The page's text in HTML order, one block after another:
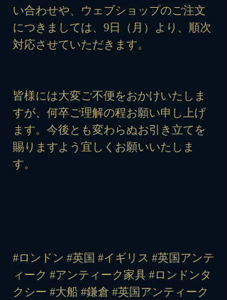
い合わせや、ウェブショップのご注文
につきましては、9日（月）より、順次
対応させていただきます。
皆様には大変ご不便をおかけいたしま
すが、何卒ご理解の程お願い申し上げ
ます。今後とも変わらぬお引き立てを
賜りますよう宜しくお願いいたしま
す。
#ロンドン #英国 #イギリス #英国アンテ
ィーク #アンティーク家具 #ロンドンタ
クシー #大船 #鎌倉 #英国アンティーク